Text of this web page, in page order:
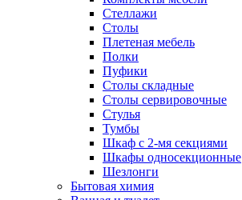
Стеллажи
Столы
Плетеная мебель
Полки
Пуфики
Столы складные
Столы сервировочные
Стулья
Тумбы
Шкаф с 2-мя секциями
Шкафы односекционные
Шезлонги
Бытовая химия